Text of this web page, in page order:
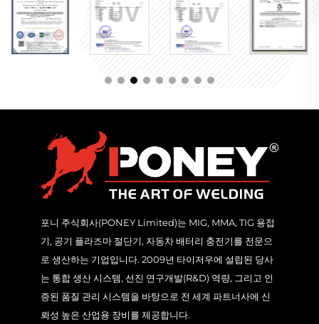
포니 주식회사(PONEY Limited)는 MIG, MMA, TIG 용접
기, 공기 플라즈마 절단기, 자동차 배터리 충전기를 전문으
로 생산하는 기업입니다. 2009년 타이저우에 설립된 당사
는 통합 생산 시스템, 선진 연구개발(R&D) 역량, 그리고 인
증된 품질 관리 시스템을 바탕으로 전 세계 파트너사에 신
뢰성 높은 산업용 장비를 제공합니다.